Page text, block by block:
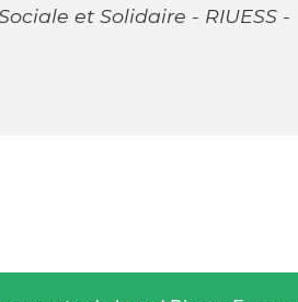
et Solidaire - RIUESS -